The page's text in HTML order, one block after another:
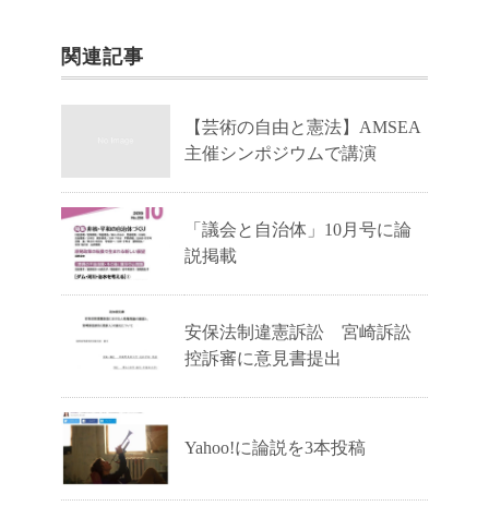
関連記事
【芸術の自由と憲法】AMSEA
主催シンポジウムで講演
「議会と自治体」10月号に論
説掲載
安保法制違憲訴訟 宮崎訴訟
控訴審に意見書提出
Yahoo!に論説を3本投稿